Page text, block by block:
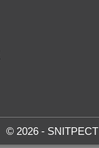
© 2026 - SNITPECT